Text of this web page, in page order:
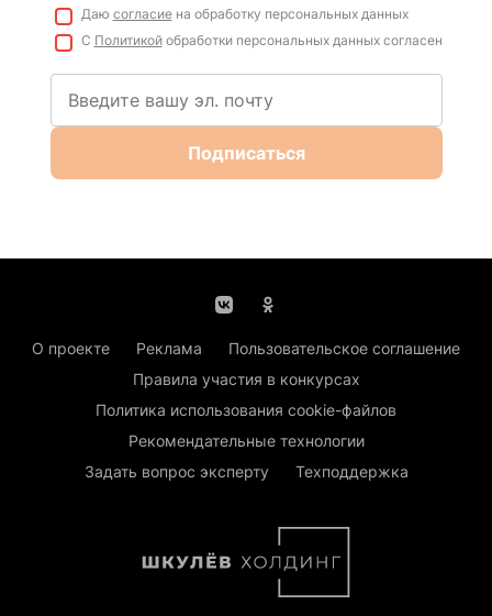
Даю согласиена обработку персональных данных
С Политикойобработки персональных данных согласен
Подписаться
О проекте Реклама
Пользовательское соглашение
Правила участия в конкурсах
Политика использования cookie-файлов
Рекомендательные технологии
Задать вопрос эксперту
Техподдержка